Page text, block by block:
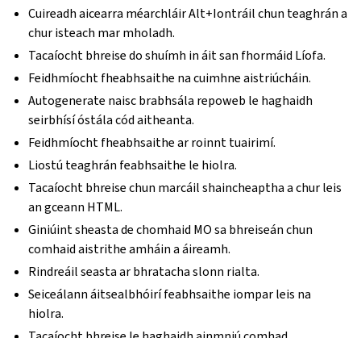
Cuireadh aicearra méarchláir Alt+Iontráil chun teaghrán a
chur isteach mar mholadh.
Tacaíocht bhreise do shuímh in áit san fhormáid Líofa.
Feidhmíocht fheabhsaithe na cuimhne aistriúcháin.
Autogenerate naisc brabhsála repoweb le haghaidh
seirbhísí óstála cód aitheanta.
Feidhmíocht fheabhsaithe ar roinnt tuairimí.
Liostú teaghrán feabhsaithe le hiolra.
Tacaíocht bhreise chun marcáil shaincheaptha a chur leis
an gceann HTML.
Giniúint sheasta de chomhaid MO sa bhreiseán chun
comhaid aistrithe amháin a áireamh.
Rindreáil seasta ar bhratacha slonn rialta.
Seiceálann áitsealbhóirí feabhsaithe iompar leis na
hiolra.